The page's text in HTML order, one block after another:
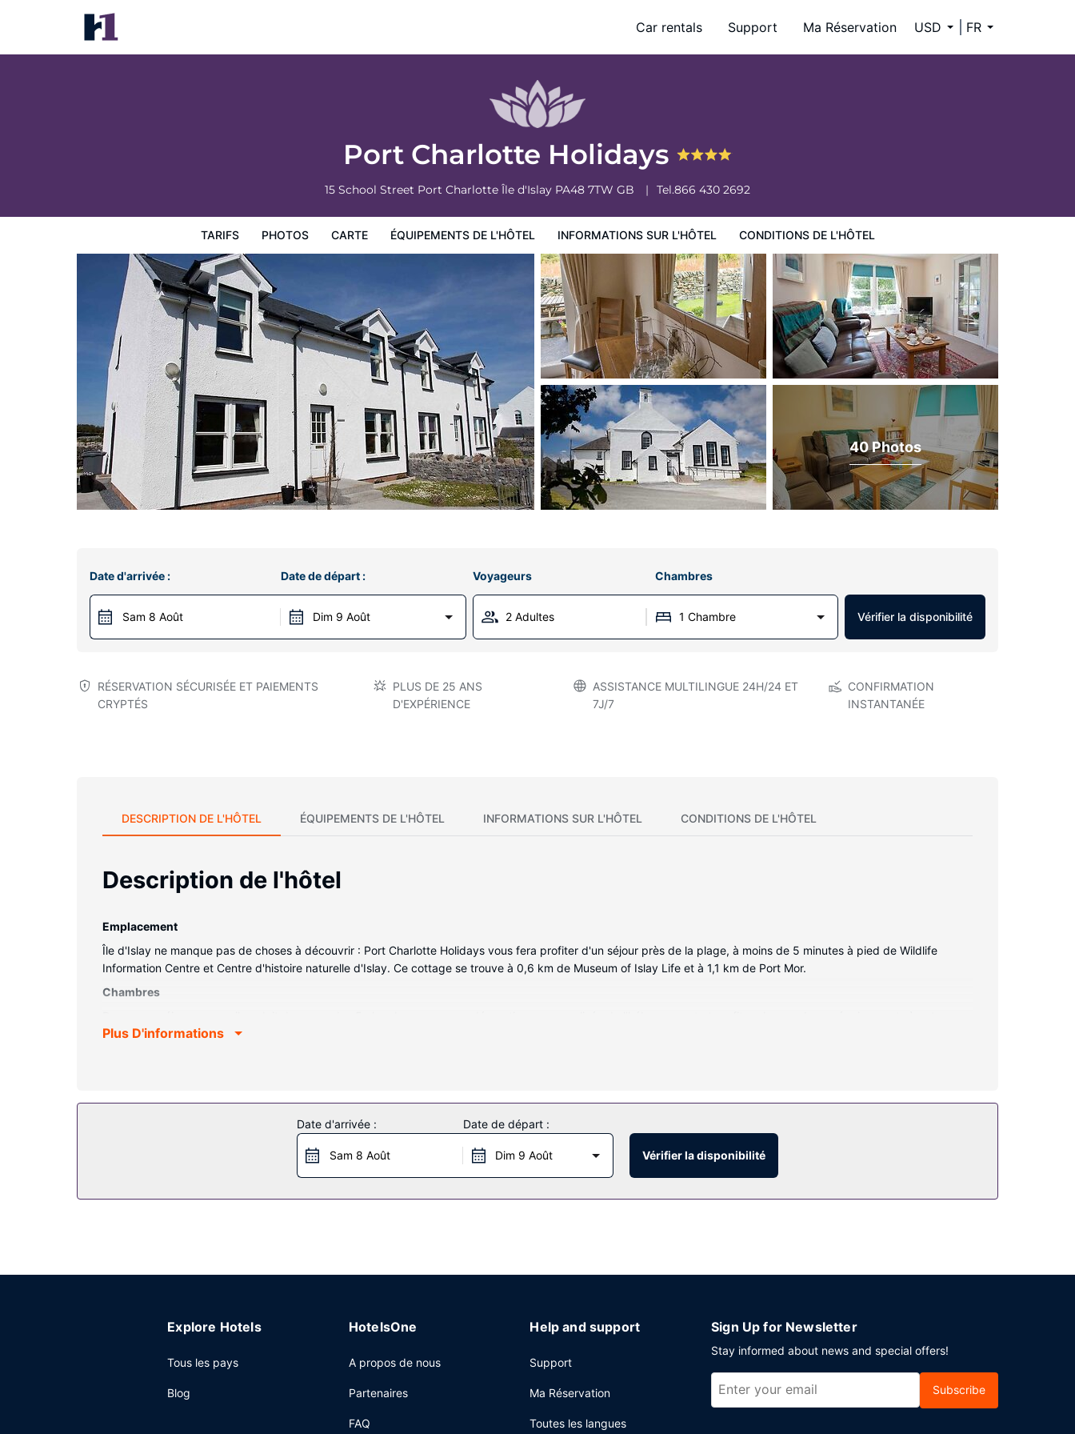
Car rentals Support Ma Réservation USD FR
Port Charlotte Holidays
15 School Street Port Charlotte Île d'Islay PA48 7TW GB Tel.866 430 2692
TARIFS PHOTOS CARTE ÉQUIPEMENTS DE L'HÔTEL INFORMATIONS SUR L'HÔTEL CONDITIONS DE L'HÔTEL
Port Charlotte Holidays
Tarifs
40 Photos
Date d'arrivée :
Sam 8 Août
Date de départ :
Dim 9 Août
Voyageurs Chambres
2 Adultes 1 Chambre Vérifier la disponibilité
RÉSERVATION SÉCURISÉE ET PAIEMENTS
CRYPTÉS
PLUS DE 25 ANS
D'EXPÉRIENCE
ASSISTANCE MULTILINGUE 24H/24 ET
7J/7
CONFIRMATION
INSTANTANÉE
DESCRIPTION DE L'HÔTEL ÉQUIPEMENTS DE L'HÔTEL INFORMATIONS SUR L'HÔTEL CONDITIONS DE L'HÔTEL
Description de l'hôtel
Emplacement
Île d'Islay ne manque pas de choses à découvrir : Port Charlotte Holidays vous fera profiter d'un séjour près de la plage, à moins de 5 minutes à pied de Wildlife
Information Centre et Centre d'histoire naturelle d'Islay. Ce cottage se trouve à 0,6 km de Museum of Islay Life et à 1,1 km de Port Mor.
Chambres
disposition, notamment une cuisine avec un grand réfrigérateur/congélateur et four. Une télévision à écran plat et un lecteur de DVD assurent votre divertissement,
Profitez de la vue qui vous est offerte depuis un jardin.
Un parking gratuit est disponible dans l'enceinte de l'hébergement.
Plus D'informations
Date d'arrivée :
Sam 8 Août
Date de départ :
Dim 9 Août Vérifier la disponibilité
Explore Hotels
Tous les pays
Blog
HotelsOne
A propos de nous
Partenaires
FAQ
Help and support
Support
Ma Réservation
Toutes les langues
Sign Up for Newsletter
Stay informed about news and special offers!
Subscribe